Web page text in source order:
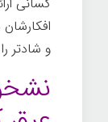
و شادتر